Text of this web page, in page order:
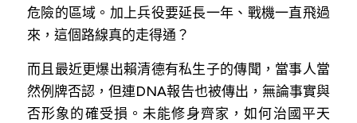
香港科技專上書院｜專欄
危險的區域。加上兵役要延長一年、戰機一直飛過
來，這個路線真的走得通？
而且最近更爆出賴清德有私生子的傳聞，當事人當
然例牌否認，但連DNA報告也被傳出，無論事實與
否形象的確受損。未能修身齊家，如何治國平天